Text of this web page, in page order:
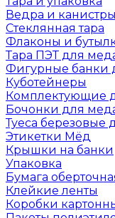
Ведра и канистры
Стеклянная тара
Флаконы и
Тара ПЭТ для
Фигурные банки
Куботейнеры
Комплектующие
Бочонки для
Туеса березовые
Этикетки Мёд
Крышки на банки
Упаковка
Бумага
Клейкие ленты
Коробки